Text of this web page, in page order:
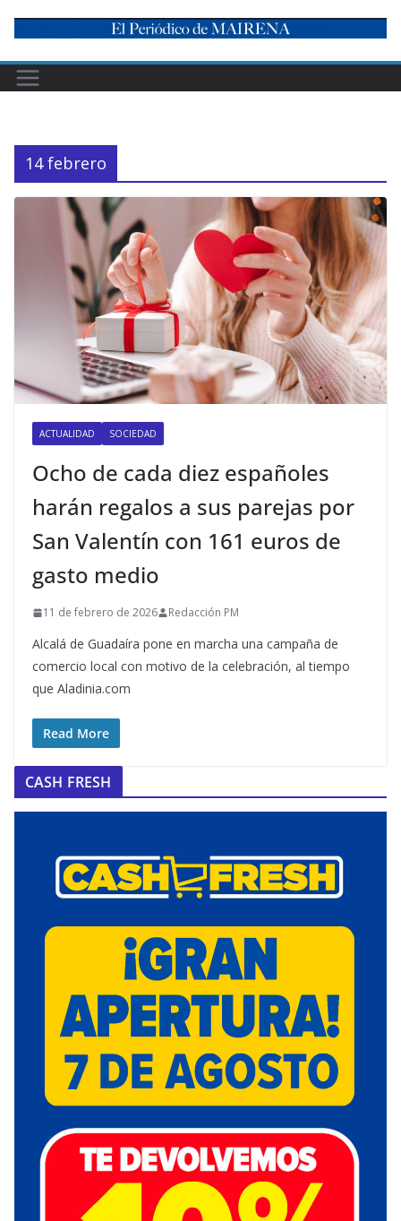
content
14 febrero
ACTUALIDAD SOCIEDAD
Ocho de cada diez españoles
harán regalos a sus parejas por
San Valentín con 161 euros de
gasto medio
11 de febrero de 2026 Redacción PM
Alcalá de Guadaíra pone en marcha una campaña de
comercio local con motivo de la celebración, al tiempo
que Aladinia.com
Read More
CASH FRESH